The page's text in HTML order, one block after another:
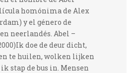
homónima de Alex
y el género de
neerlandés. Abel –
doe de deur dicht,
te huilen, wolken lijken
stap de bus in. Mensen